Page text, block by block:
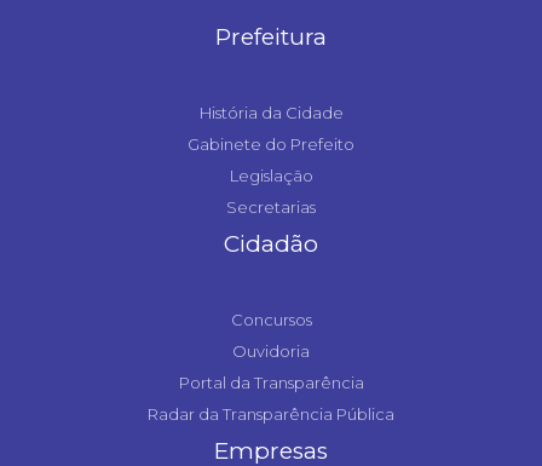
Prefeitura
História da Cidade
Gabinete do Prefeito
Legislação
Secretarias
Cidadão
Concursos
Ouvidoria
Portal da Transparência
Radar da Transparência Pública
Empresas